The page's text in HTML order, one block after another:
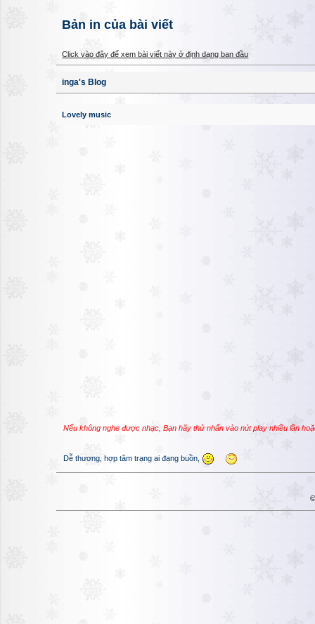
Bản in của bài viết
Click vào đây để xem bài viết này ở định dạng ban đầu
inga's Blog
Lovely music
Nếu không nghe được nhạc, Bạn hãy thử nhấn vào nút play nhiều lần
Dễ thương, hợp tâm trạng ai đang buồn,